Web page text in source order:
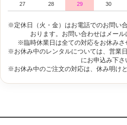
27 28 29 30
※定休日（火・金）はお電話でのお問い
おります。お問い合わせはメール
※臨時休業日は全ての対応をお休みさ
※お休み中のレンタルについては、営業
にお申込み下さ
※お休み中のご注文の対応は、休み明け